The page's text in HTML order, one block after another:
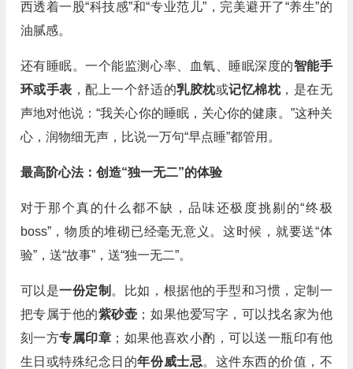
西透着一股“科技感”和“专业范儿”，完美避开了“养生”的
油腻感。
还有睡眠。一个能监测心率、血氧、睡眠深度的智能手
环或手表 ，配上一个舒适的乳胶枕或记忆棉枕，是在无
声地对他说：“我关心你的睡眠，关心你的健康。”这种关
心，润物细无声，比说一万句“早点睡”都管用。
最高阶心法：创造“独一无二”的体验
对于那个真的什么都不缺，品味还极度挑剔的“终极
boss”，物质的堆砌已经毫无意义。这时候，就要送“体
验”，送“故事”，送“独一无二”。
可以是一份定制 。比如，根据他的手型和习惯，定制一
把专属于他的紫砂壶 ；如果他爱写字，可以找名家为他
刻一方专属印章 ；如果他喜欢小酌，可以送一瓶印有他
生日或特殊纪念日的年份威士忌。这件东西的价值，不